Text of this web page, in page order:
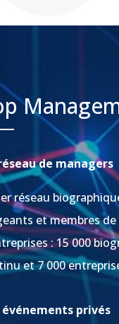
de managers
réseau
et membres
: 15 000
et 7 000
événements privés